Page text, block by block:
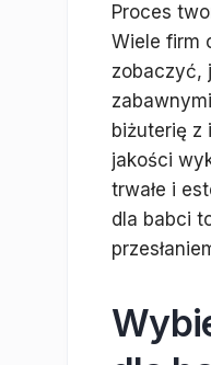
Proces
Wiele firm
zobaczyć,
biżuterię z
jakości
trwałe i
dla babci